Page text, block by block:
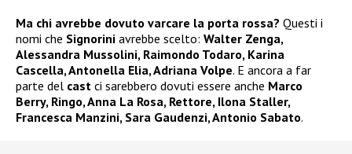
Ma chi avrebbe dovuto varcare la porta rossa? Questi i
nomi che Signorini avrebbe scelto: Walter Zenga,
Alessandra Mussolini, Raimondo Todaro, Karina
Cascella, Antonella Elia, Adriana Volpe. E ancora a far
parte del cast ci sarebbero dovuti essere anche Marco
Berry, Ringo, Anna La Rosa, Rettore, Ilona Staller,
Francesca Manzini, Sara Gaudenzi, Antonio Sabato.